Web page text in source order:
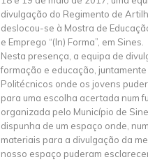
divulgação do Regimento de
deslocou-se à Mostra de
e Emprego “(In) Forma”, em Sines.
Nesta presença, a equipa de
formação e educação,
Politécnicos onde os jovens
para uma escolha acertada num
organizada pelo Município de
dispunha de um espaço onde,
materiais para a divulgação da
nosso espaço puderam